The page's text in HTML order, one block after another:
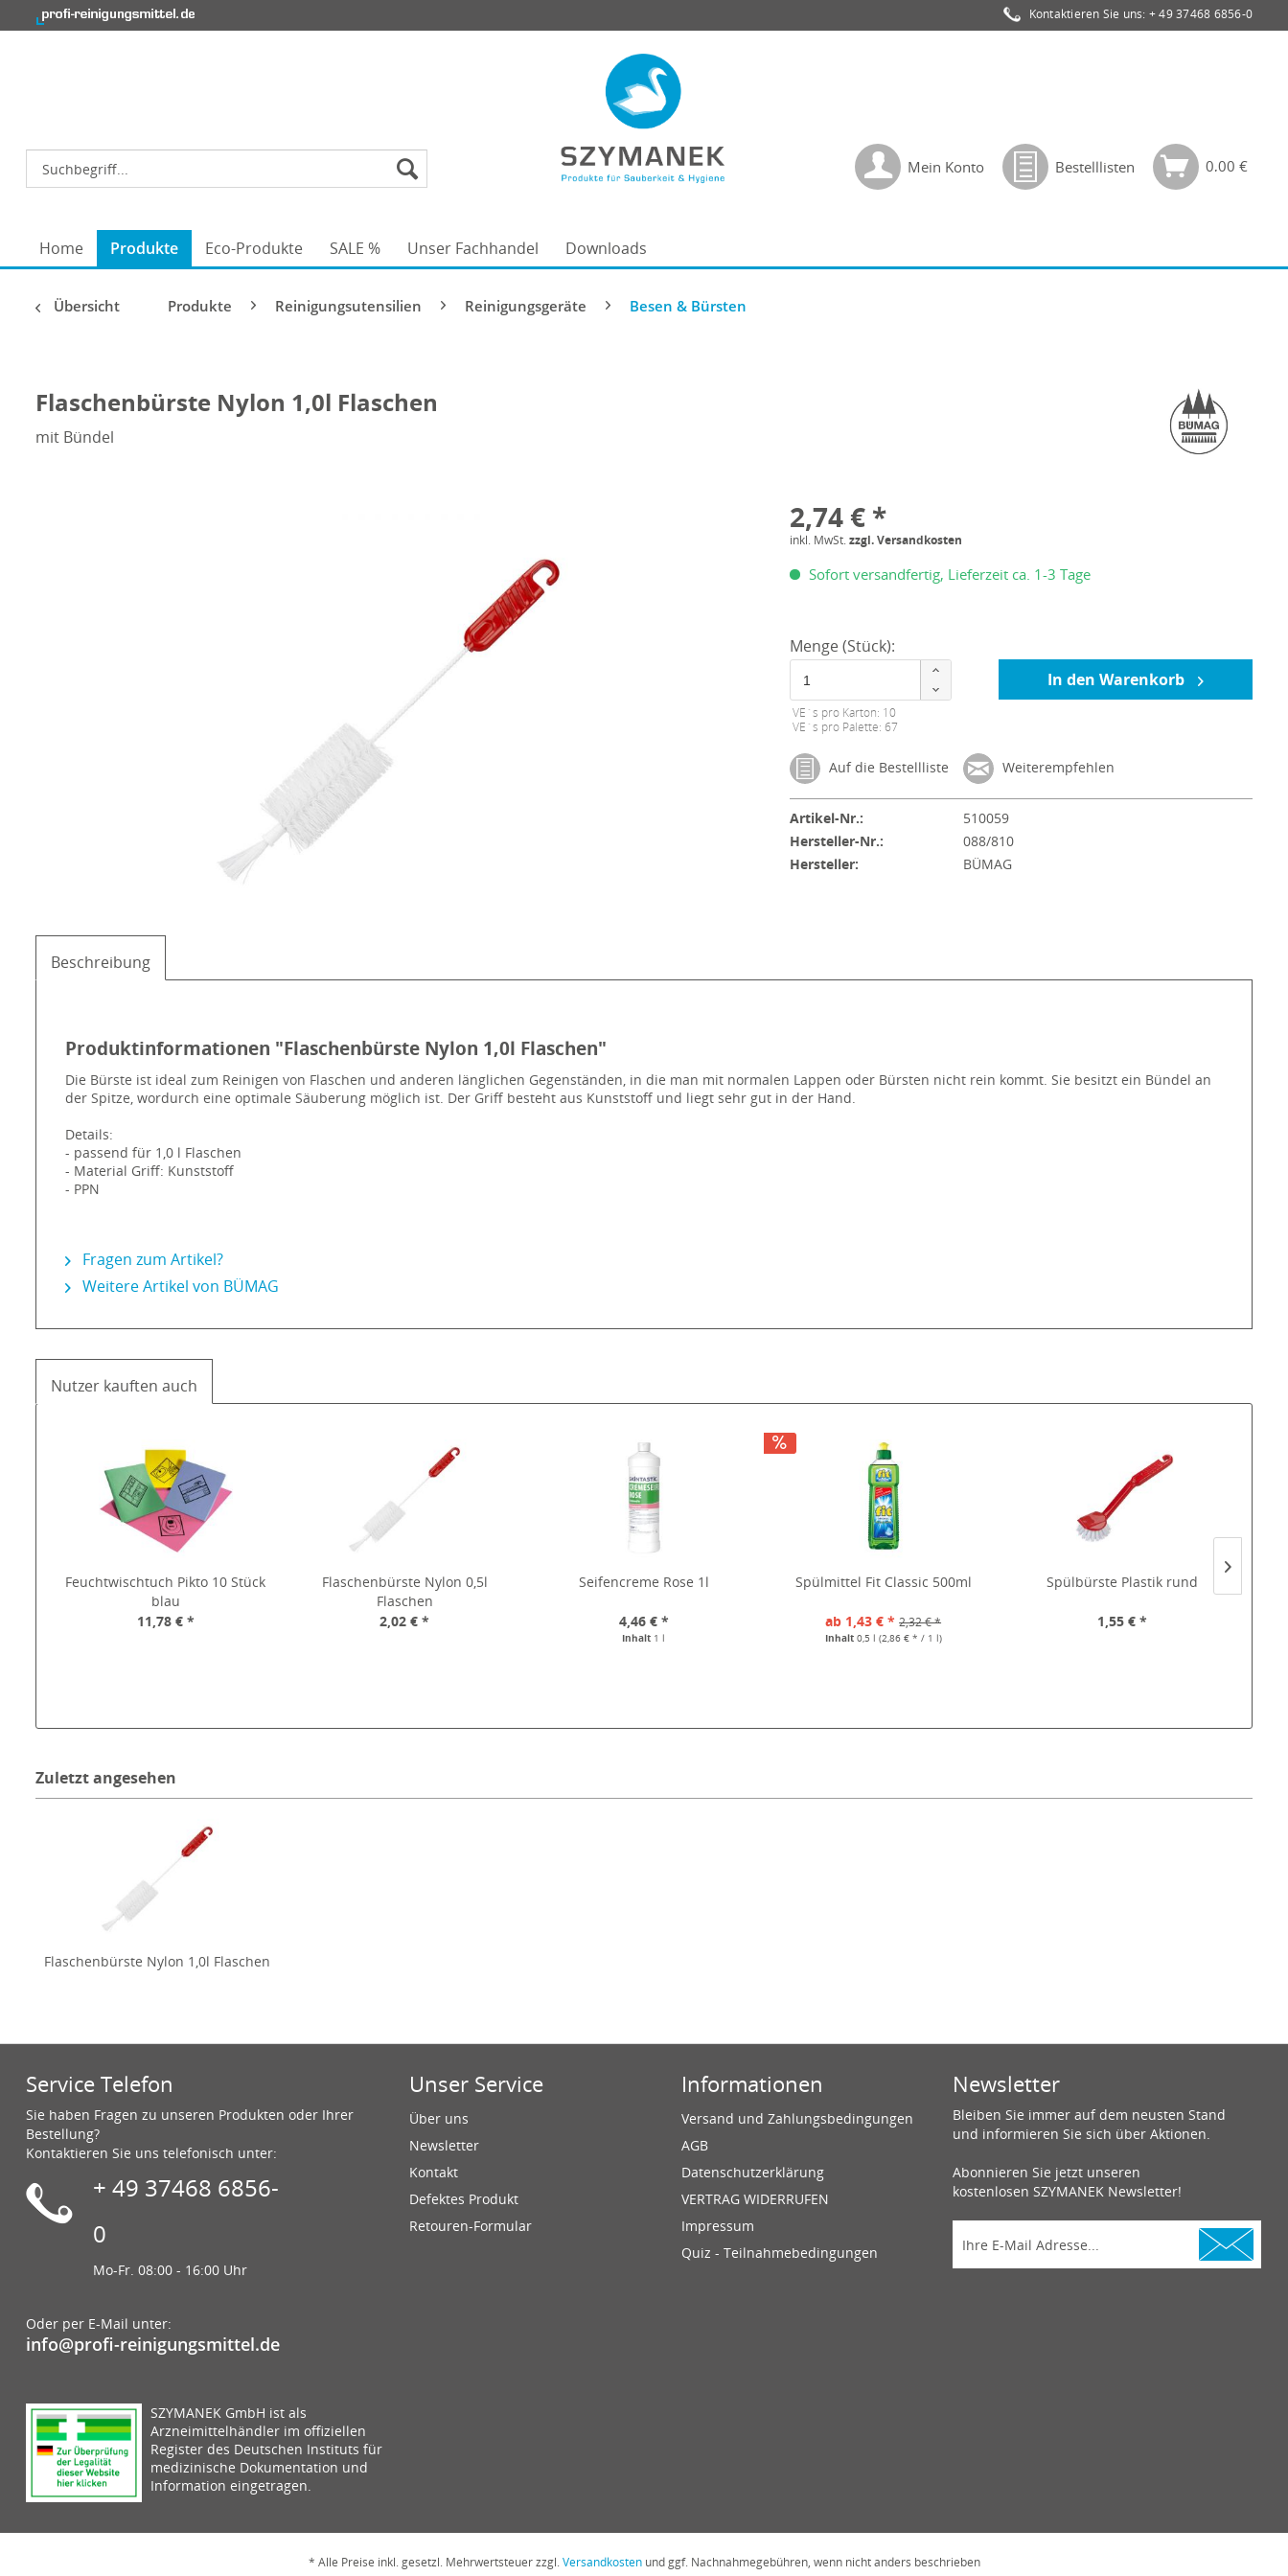
Kontaktieren Sie uns: + 49 37468 6856-0
Mein Konto Bestelllisten 0,00 €
Home Produkte Eco-Produkte SALE % Unser Fachhandel Downloads
Übersicht Produkte Reinigungsutensilien Reinigungsgeräte Besen & Bürsten
Flaschenbürste Nylon 1,0l Flaschen
mit Bündel
2,74 € *
inkl. MwSt.zzgl. Versandkosten
Sofort versandfertig, Lieferzeit ca. 1-3 Tage
Menge (Stück):
VE´s pro Karton: 10
VE´s pro Palette: 67
In den Warenkorb
Auf die Bestellliste Weiterempfehlen
Artikel-Nr.:
510059
Hersteller-Nr.:
088/810
Hersteller:
BÜMAG
Beschreibung
Produktinformationen "Flaschenbürste Nylon 1,0l Flaschen"
Die Bürste ist ideal zum Reinigen von Flaschen und anderen länglichen Gegenständen, in die man mit normalen Lappen oder Bürsten nicht rein kommt. Sie besitzt ein Bündel an
der Spitze, wordurch eine optimale Säuberung möglich ist. Der Griff besteht aus Kunststoff und liegt sehr gut in der Hand.
Details:
- passend für 1,0 l Flaschen
- Material Griff: Kunststoff
- PPN
Fragen zum Artikel?
Weitere Artikel von BÜMAG
Nutzer kauften auch
Feuchtwischtuch Pikto 10 Stück
blau
11,78 € *
Flaschenbürste Nylon 0,5l
Flaschen
2,02 € *
Seifencreme Rose 1l
4,46 € *
Inhalt 1 l
Spülmittel Fit Classic 500ml
ab 1,43 € * 2,32 € *
Inhalt 0,5 l (2,86 € * / 1 l)
Spülbürste Plastik rund
1,55 € *
Zuletzt angesehen
Flaschenbürste Nylon 1,0l Flaschen
Service Telefon
Sie haben Fragen zu unseren Produkten oder Ihrer
Bestellung?
Kontaktieren Sie uns telefonisch unter:
+ 49 37468 6856-
0
Mo-Fr. 08:00 - 16:00 Uhr
Oder per E-Mail unter:
info@profi-reinigungsmittel.de
SZYMANEK GmbH ist als
Arzneimittelhändler im offiziellen
Register des Deutschen Instituts für
medizinische Dokumentation und
Information eingetragen.
Unser Service
Über uns
Newsletter
Kontakt
Defektes Produkt
Retouren-Formular
Informationen
Versand und Zahlungsbedingungen
AGB
Datenschutzerklärung
VERTRAG WIDERRUFEN
Impressum
Quiz - Teilnahmebedingungen
Newsletter
Bleiben Sie immer auf dem neusten Stand
und informieren Sie sich über Aktionen.
Abonnieren Sie jetzt unseren
kostenlosen SZYMANEK Newsletter!
* Alle Preise inkl. gesetzl. Mehrwertsteuer zzgl.Versandkostenund ggf. Nachnahmegebühren, wenn nicht anders beschrieben